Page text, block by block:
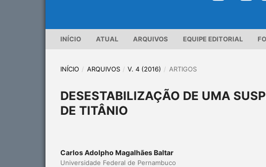
INÍCIO ATUAL ARQUIVOS EQUIPE EDITORIAL
INÍCIO / ARQUIVOS / V. 4 (2016) / ARTIGOS
DESESTABILIZAÇÃO DE UMA
DE TITÂNIO
Carlos Adolpho Magalhães Baltar
Universidade Federal de Pernambuco